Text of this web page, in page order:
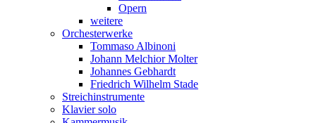
Opern
weitere
Orchesterwerke
Tommaso Albinoni
Johann Melchior Molter
Johannes Gebhardt
Friedrich Wilhelm Stade
Streichinstrumente
Klavier solo